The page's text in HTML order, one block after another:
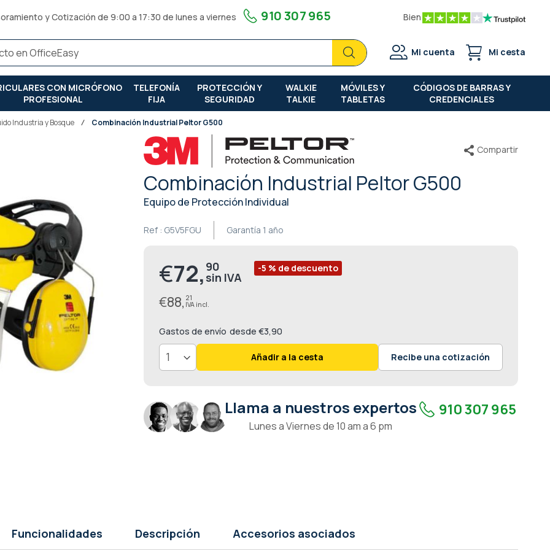
y Cotización de 9:00 a 17:30 de lunes a viernes 910 307 965 Bien
BuscarBuscar
Mi cuenta Mi cesta
CON MICRÓFONO
PROFESIONAL
TELEFONÍA
FIJA
PROTECCIÓN Y
SEGURIDAD
WALKIE
TALKIE
MÓVILES Y
TABLETAS
CÓDIGOS DE BARRAS Y
CREDENCIALES
Industria y Bosque Combinación Industrial Peltor G500
Combinación Industrial Peltor G500
Equipo de Protección Individual
Garantía 1 año
Ref : G5V5FGU
Compartir
Precio
especial
€72, 90
€88, 21
-5 % de descuento
Gastos de envío desde €3,90
Añadir a la cesta Recibe una cotización
Llama a nuestros expertos
Lunes a Viernes de 10 am a 6 pm
910 307 965
Funcionalidades Descripción Accesorios asociados